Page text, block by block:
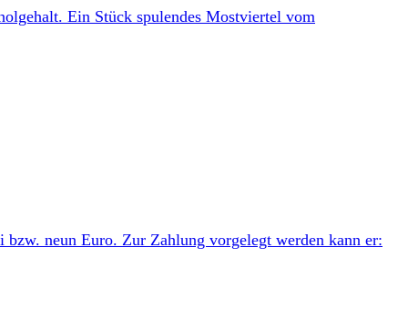
Ein Stück spulendes Mostviertel vom
neun Euro. Zur Zahlung vorgelegt werden kann er: